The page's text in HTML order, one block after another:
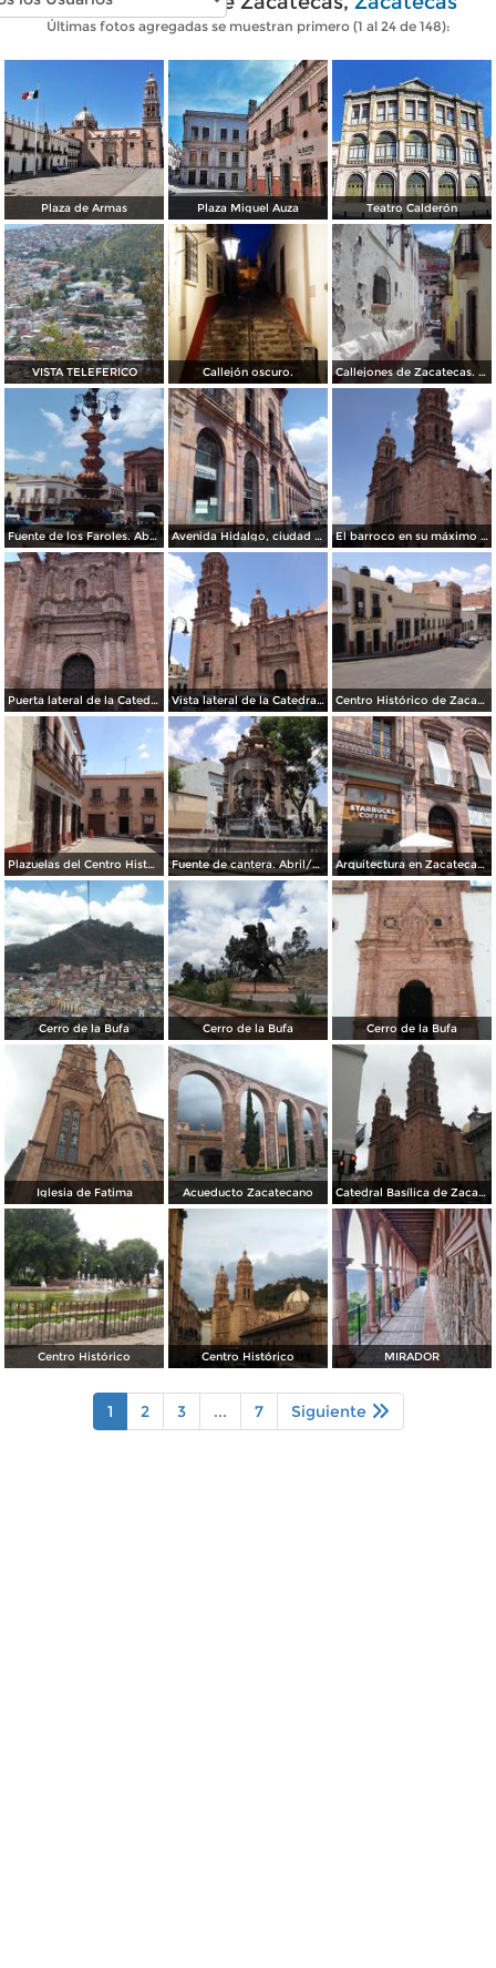
Últimas fotos agregadas se muestran primero (1 al 24 de 148):
Plaza de Armas Plaza Miguel Auza Teatro Calderón
VISTA TELEFERICO Callejón oscuro. Callejones de Zacatecas. Abril/2017
Fuente de los Faroles. Abril/2017 Avenida Hidalgo, ciudad de Zacatecas. Abril/2017 El barroco en su máximo esplendor. Catedral de Zacatecas. Abril/2017
Puerta lateral de la Catedral de Zacatecas. Abril/2017 Vista lateral de la Catedral de Zacatecas. Abril/2017 Centro Histórico de Zacatecas. Abril/2017
Plazuelas del Centro Histórico. Abril/2017 Fuente de cantera. Abril/2017 Arquitectura en Zacatecas. Abril/2017
Cerro de la Bufa Cerro de la Bufa Cerro de la Bufa
Iglesia de Fatima Acueducto Zacatecano Catedral Basílica de Zacatecas
Centro Histórico Centro Histórico MIRADOR
1 2 3 ... 7 Siguiente